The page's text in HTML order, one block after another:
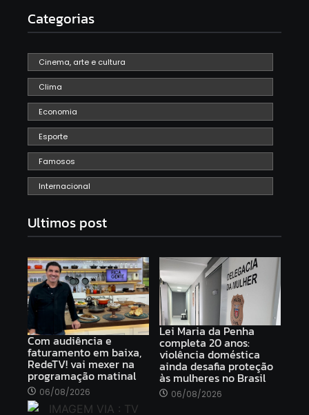
Categorias
Cinema, arte e cultura
Clima
Economia
Esporte
Famosos
Internacional
Ultimos post
Com audiência e
faturamento em baixa,
RedeTV! vai mexer na
programação matinal
06/08/2026
Lei Maria da Penha
completa 20 anos:
violência doméstica
ainda desafia proteção
às mulheres no Brasil
06/08/2026